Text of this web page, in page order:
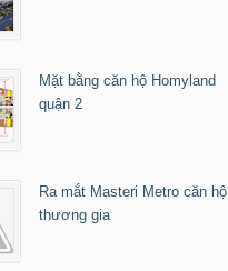
Mặt bằng căn hộ Homyland
quận 2
Ra mắt Masteri Metro căn hộ
thương gia